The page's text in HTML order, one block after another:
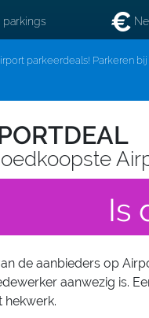
parkeerdeals! Parkeren
Is
de aanbieders op
aanwezig is.